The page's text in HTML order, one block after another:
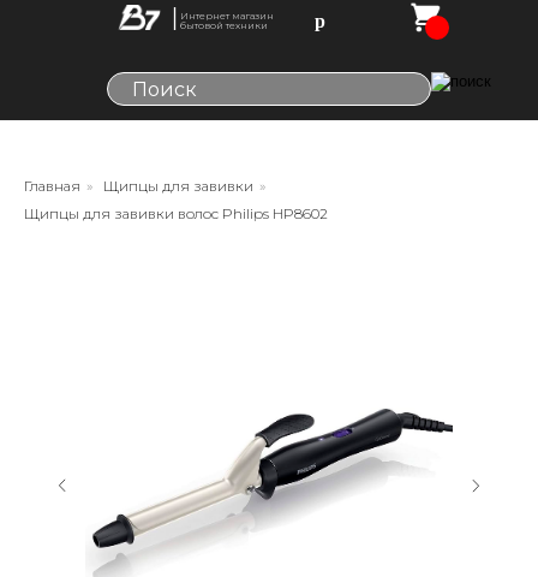
Интернет магазин
бытовой техники
р
Главная » Щипцы для завивки »
Щипцы для завивки волос Philips HP8602